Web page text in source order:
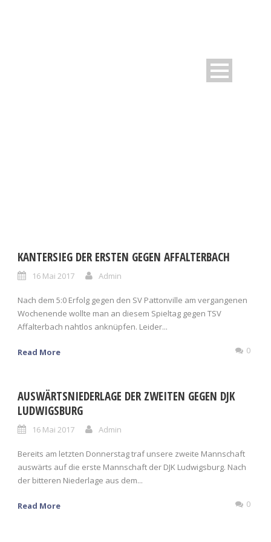
KANTERSIEG DER ERSTEN GEGEN AFFALTERBACH
16 Mai 2017 Admin
Nach dem 5:0 Erfolg gegen den SV Pattonville am vergangenen
Wochenende wollte man an diesem Spieltag gegen TSV
Affalterbach nahtlos anknüpfen. Leider...
Read More 0
AUSWÄRTSNIEDERLAGE DER ZWEITEN GEGEN DJK
LUDWIGSBURG
16 Mai 2017 Admin
Bereits am letzten Donnerstag traf unsere zweite Mannschaft
auswärts auf die erste Mannschaft der DJK Ludwigsburg. Nach
der bitteren Niederlage aus dem...
Read More 0